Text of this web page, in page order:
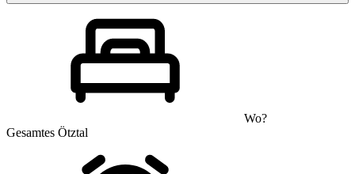
Wo?
Gesamtes Ötztal